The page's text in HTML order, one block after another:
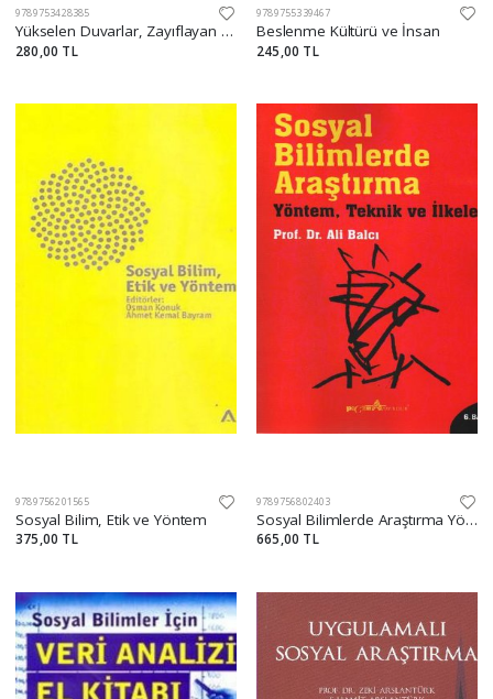
9789753428385
Yükselen Duvarlar, Zayıflayan Egemenlik
280,00 TL
9789755339467
Beslenme Kültürü ve İnsan
245,00 TL
9789756201565
Sosyal Bilim, Etik ve Yöntem
375,00 TL
9789756802403
Sosyal Bilimlerde Araştırma Yöntem, Teknik ve İlkeler
665,00 TL